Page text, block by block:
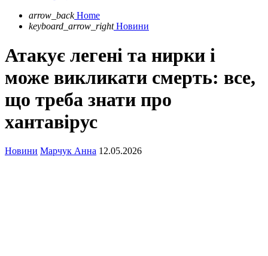
arrow_back Home
keyboard_arrow_right Новини
Атакує легені та нирки і
може викликати смерть: все,
що треба знати про
хантавірус
Новини Марчук Анна 12.05.2026